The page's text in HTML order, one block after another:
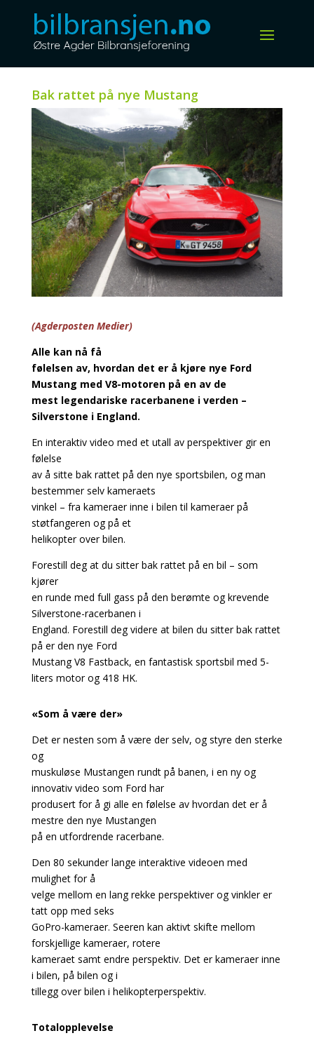
Bak rattet på nye Mustang
(Agderposten Medier)
Alle kan nå få
følelsen av, hvordan det er å kjøre nye Ford
Mustang med V8-motoren på en av de
mest legendariske racerbanene i verden –
Silverstone i England.
En interaktiv video med et utall av perspektiver gir en
følelse
av å sitte bak rattet på den nye sportsbilen, og man
bestemmer selv kameraets
vinkel – fra kameraer inne i bilen til kameraer på
støtfangeren og på et
helikopter over bilen.
Forestill deg at du sitter bak rattet på en bil – som
kjører
en runde med full gass på den berømte og krevende
Silverstone-racerbanen i
England. Forestill deg videre at bilen du sitter bak rattet
på er den nye Ford
Mustang V8 Fastback, en fantastisk sportsbil med 5-
liters motor og 418 HK.
«Som å være der»
Det er nesten som å være der selv, og styre den sterke
og
muskuløse Mustangen rundt på banen, i en ny og
innovativ video som Ford har
produsert for å gi alle en følelse av hvordan det er å
mestre den nye Mustangen
på en utfordrende racerbane.
Den 80 sekunder lange interaktive videoen med
mulighet for å
velge mellom en lang rekke perspektiver og vinkler er
tatt opp med seks
GoPro-kameraer. Seeren kan aktivt skifte mellom
forskjellige kameraer, rotere
kameraet samt endre perspektiv. Det er kameraer inne
i bilen, på bilen og i
tillegg over bilen i helikopterperspektiv.
Totalopplevelse